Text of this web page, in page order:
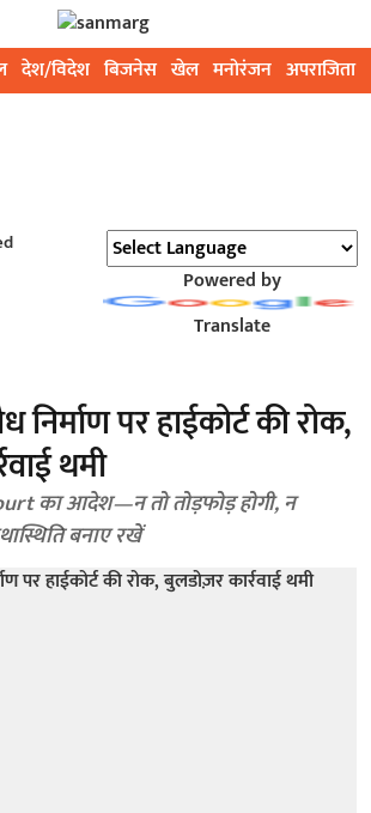
देश/विदेश बिजनेस खेल मनोरंजन अपराजिता
Powered by
Translate
पर हाईकोर्ट की रोक,
थमी
का आदेश—न तो तोड़फोड़ होगी, न
बनाए रखें